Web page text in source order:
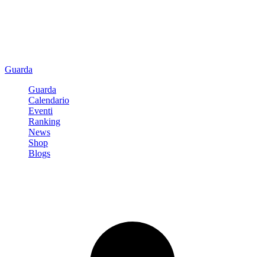
Guarda
Guarda
Calendario
Eventi
Ranking
News
Shop
Blogs